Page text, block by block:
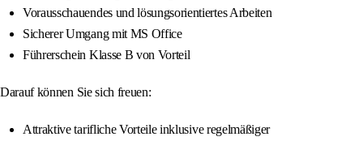
Vorausschauendes und lösungsorientiertes Arbeiten
Sicherer Umgang mit MS Office
Führerschein Klasse B von Vorteil
Darauf können Sie sich freuen:
Attraktive tarifliche Vorteile inklusive regelmäßiger